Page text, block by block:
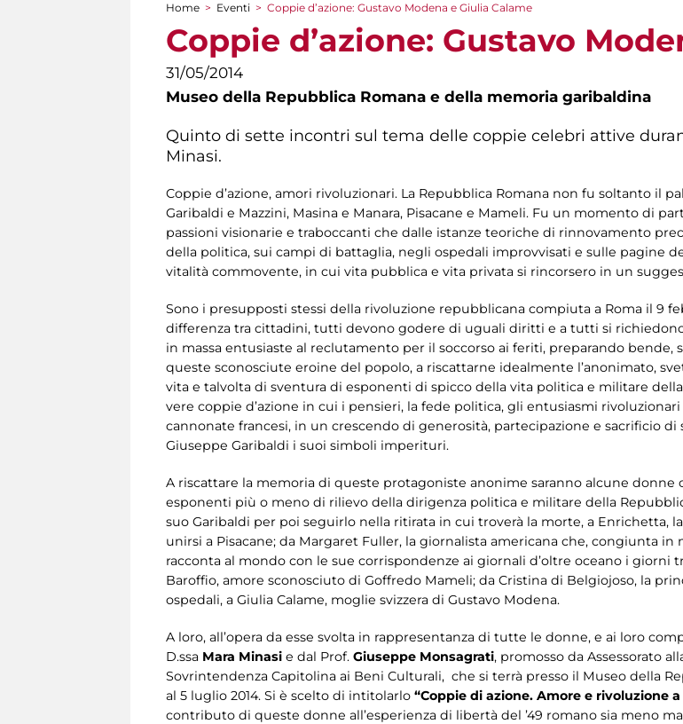
Tu sei qui
Home > Eventi > Coppie d’azione: Gustavo Modena e Giulia Calame
Coppie d’azione: Gustavo
31/05/2014
Museo della Repubblica Romana e della memoria garibaldina
Quinto di sette incontri sul tema delle coppie celebri attive
Minasi.
Coppie d’azione, amori rivoluzionari. La Repubblica Romana non fu soltanto il
Garibaldi e Mazzini, Masina e Manara, Pisacane e Mameli. Fu un momento di
passioni visionarie e traboccanti che dalle istanze teoriche di rinnovamento
della politica, sui campi di battaglia, negli ospedali improvvisati e sulle pagine
vitalità commovente, in cui vita pubblica e vita privata si rincorsero in un
Sono i presupposti stessi della rivoluzione repubblicana compiuta a Roma il 9
differenza tra cittadini, tutti devono godere di uguali diritti e a tutti si
in massa entusiaste al reclutamento per il soccorso ai feriti, preparando
queste sconosciute eroine del popolo, a riscattarne idealmente l’anonimato,
vita e talvolta di sventura di esponenti di spicco della vita politica e militare
vere coppie d’azione in cui i pensieri, la fede politica, gli entusiasmi
cannonate francesi, in un crescendo di generosità, partecipazione e sacrificio
Giuseppe Garibaldi i suoi simboli imperituri.
A riscattare la memoria di queste protagoniste anonime saranno alcune
esponenti più o meno di rilievo della dirigenza politica e militare della
suo Garibaldi per poi seguirlo nella ritirata in cui troverà la morte, a Enrichetta,
unirsi a Pisacane; da Margaret Fuller, la giornalista americana che, congiunta
racconta al mondo con le sue corrispondenze ai giornali d’oltre oceano i giorni
Baroffio, amore sconosciuto di Goffredo Mameli; da Cristina di Belgiojoso, la
ospedali, a Giulia Calame, moglie svizzera di Gustavo Modena.
A loro, all’opera da esse svolta in rappresentanza di tutte le donne, e ai loro
D.ssa Mara Minasi e dal Prof. Giuseppe Monsagrati, promosso da Assessorato
Sovrintendenza Capitolina ai Beni Culturali, che si terrà presso il Museo della
al 5 luglio 2014. Si è scelto di intitolarlo “Coppie di azione. Amore e rivoluzione a
contributo di queste donne all’esperienza di libertà del ’49 romano sia meno